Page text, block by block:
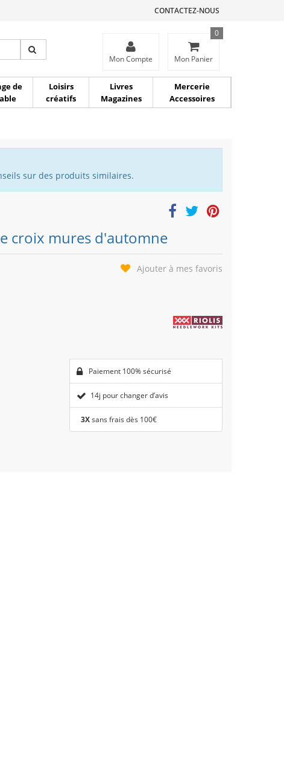
CONTACTEZ-NOUS
Mon Compte Mon Panier
0
de
Loisirs
créatifs
Livres
Magazines
Mercerie
Accessoires
sur des produits similaires.
croix mures d'automne
Ajouter à mes favoris
Paiement 100% sécurisé
14j pour changer d’avis
3Xsans frais dès 100€